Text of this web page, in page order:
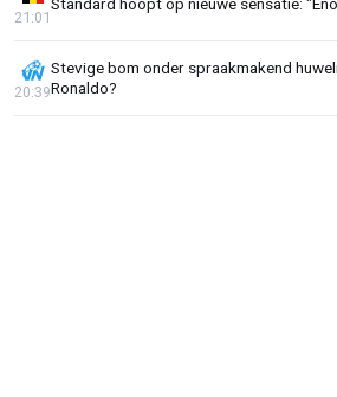
21:01
Stevige bom onder spraakmakend
Ronaldo?
20:39